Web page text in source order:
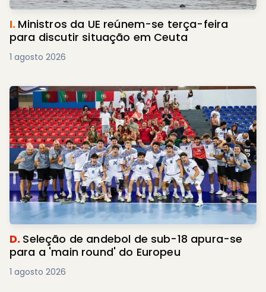
I. Ministros da UE reúnem-se terça-feira
para discutir situação em Ceuta
1 agosto 2026
D. Seleção de andebol de sub-18 apura-se
para a 'main round' do Europeu
1 agosto 2026